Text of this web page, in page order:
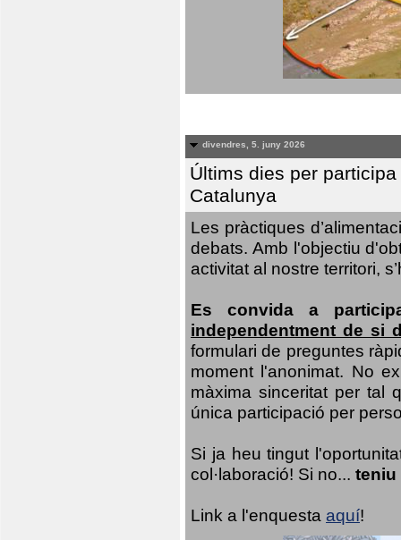
divendres, 5. juny 2026
Últims dies per
Catalunya
Les pràctiques
debats. Amb l'objectiu
activitat al nostre territori,
Es convida a
independentment de si
formulari de preguntes
moment l'anonimat. No
màxima sinceritat per tal
única participació per
Si ja heu tingut
col·laboració! Si no... teniu
Link a l'enquesta aquí!